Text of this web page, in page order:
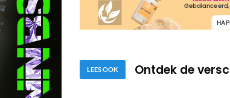
LEES OOK
Klinische
eetlust en meer
Ontdek de